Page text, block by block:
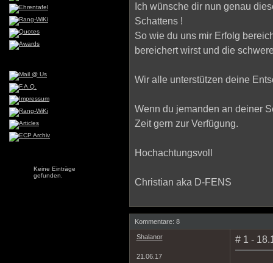
Keine Einträge
gefunden.
Ich wünsche dir nun genau
Schattens !
So wie du uns mir Erfolg
bereichert wirst und die
Wir alle unterstützen deine
Wenn du jemanden an deiner
Zeit gern zur Verfügung.
Hochachtungsvoll
Christian aka D-FENS
Kommentare: 8
Shalanor
21.06.17
# 1 -